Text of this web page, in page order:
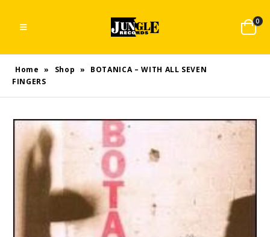
0
Home » Shop »
BOTANICA – WITH ALL SEVEN
FINGERS